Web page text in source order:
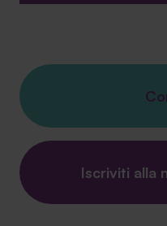
Iscriviti alla